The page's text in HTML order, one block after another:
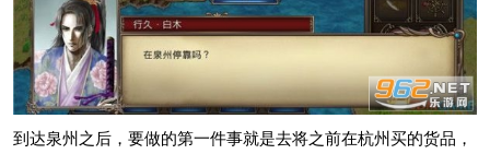
到达泉州之后，要做的第一件事就是去将之前在杭州买的货品，